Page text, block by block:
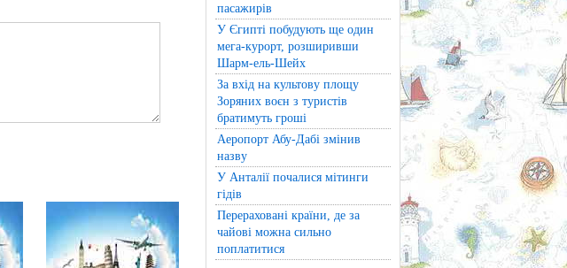
пасажирів
У Єгипті побудують ще один
мега-курорт, розширивши
Шарм-ель-Шейх
За вхід на культову площу
Зоряних воєн з туристів
братимуть гроші
Аеропорт Абу-Дабі змінив
назву
У Анталії почалися мітинги
гідів
Перераховані країни, де за
чайові можна сильно
поплатитися